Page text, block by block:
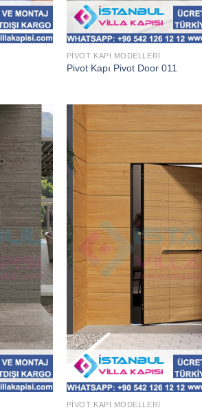
PIVOT KAPI MODELLERI
Pivot Kapı Pivot Door 011
PIVOT KAPI MODELLERI